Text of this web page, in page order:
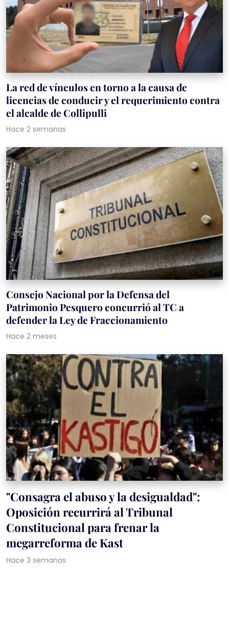
La red de vínculos en torno a la causa de
licencias de conducir y el requerimiento contra
el alcalde de Collipulli
Hace 2 semanas
Consejo Nacional por la Defensa del
Patrimonio Pesquero concurrió al TC a
defender la Ley de Fraccionamiento
Hace 2 meses
"Consagra el abuso y la desigualdad":
Oposición recurrirá al Tribunal
Constitucional para frenar la
megarreforma de Kast
Hace 3 semanas